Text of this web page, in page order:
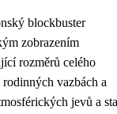
blockbuster
zobrazením
rozměrů celého
vazbách a
jevů a